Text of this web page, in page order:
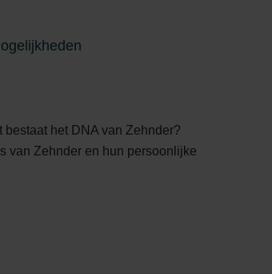
het DNA van Zehnder?
van Zehnder en hun persoonlijke